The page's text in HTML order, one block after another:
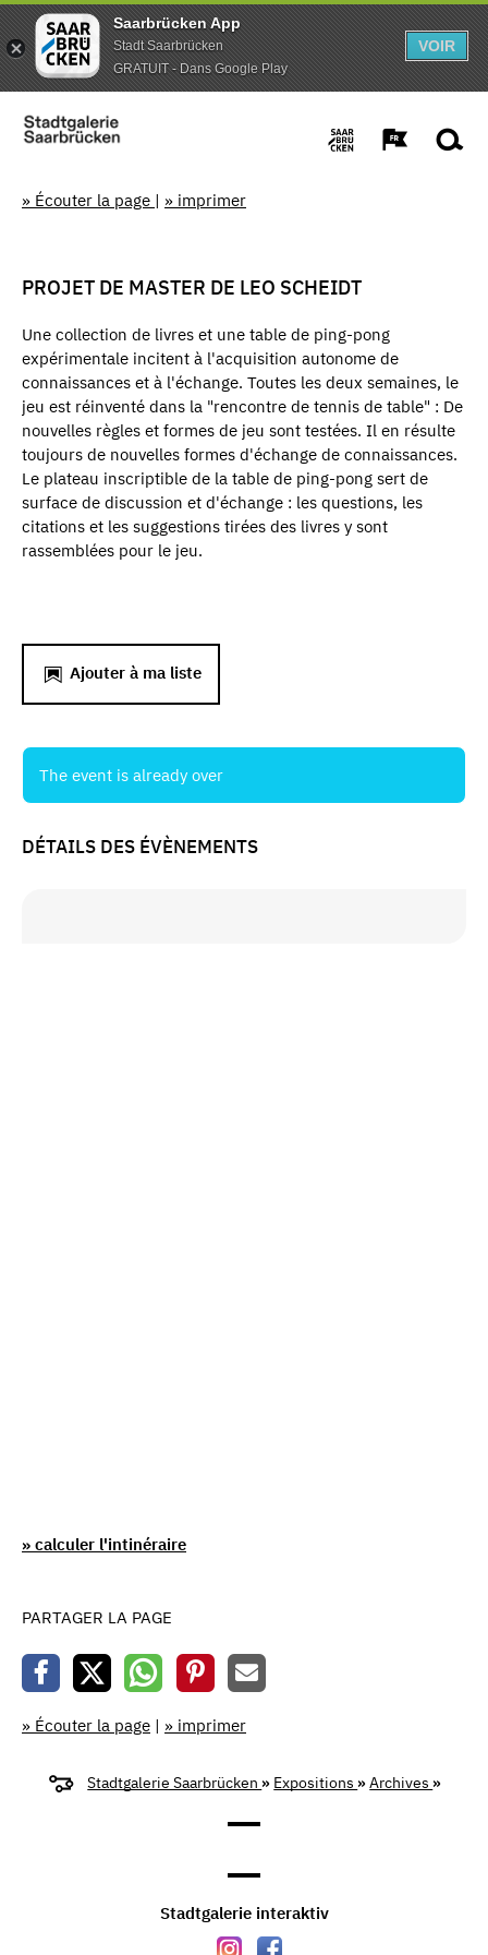
Saarbrücken App
Stadt Saarbrücken
GRATUIT - Dans Google Play
VOIR
» Écouter la page | » imprimer
PROJET DE MASTER DE LEO SCHEIDT
Une collection de livres et une table de ping-pong
expérimentale incitent à l'acquisition autonome de
connaissances et à l'échange. Toutes les deux semaines, le
jeu est réinventé dans la "rencontre de tennis de table" : De
nouvelles règles et formes de jeu sont testées. Il en résulte
toujours de nouvelles formes d'échange de connaissances.
Le plateau inscriptible de la table de ping-pong sert de
surface de discussion et d'échange : les questions, les
citations et les suggestions tirées des livres y sont
rassemblées pour le jeu.
Ajouter à ma liste
The event is already over
DÉTAILS DES ÉVÈNEMENTS
» calculer l'intinéraire
PARTAGER LA PAGE
» Écouter la page | » imprimer
Stadtgalerie Saarbrücken » Expositions »Archives »
Stadtgalerie interaktiv